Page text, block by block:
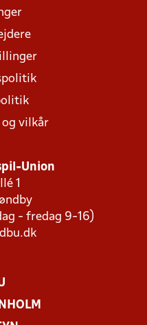
og vilkår
Union
1
- fredag 9-16)